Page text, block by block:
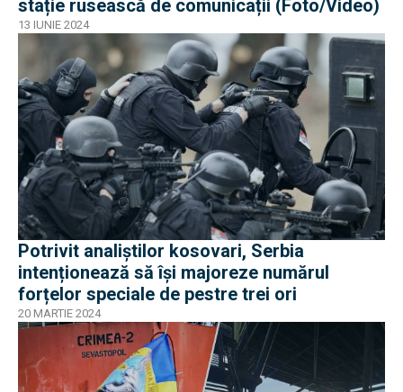
stație rusească de comunicații (Foto/Video)
13 IUNIE 2024
Potrivit analiștilor kosovari, Serbia
intenționează să își majoreze numărul
forțelor speciale de pestre trei ori
20 MARTIE 2024